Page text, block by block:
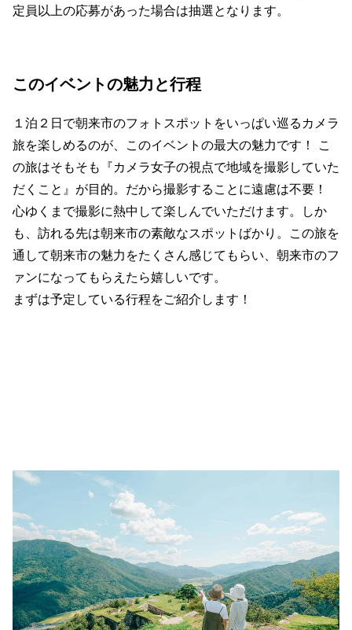
定員以上の応募があった場合は抽選となります。
このイベントの魅力と行程
１泊２日で朝来市のフォトスポットをいっぱい巡るカメラ
旅を楽しめるのが、このイベントの最大の魅力です！ こ
の旅はそもそも『カメラ女子の視点で地域を撮影していた
だくこと』が目的。だから撮影することに遠慮は不要！
心ゆくまで撮影に熱中して楽しんでいただけます。しか
も、訪れる先は朝来市の素敵なスポットばかり。この旅を
通して朝来市の魅力をたくさん感じてもらい、朝来市のフ
ァンになってもらえたら嬉しいです。
まずは予定している行程をご紹介します！